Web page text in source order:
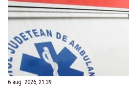
6 aug. 2026, 21:39